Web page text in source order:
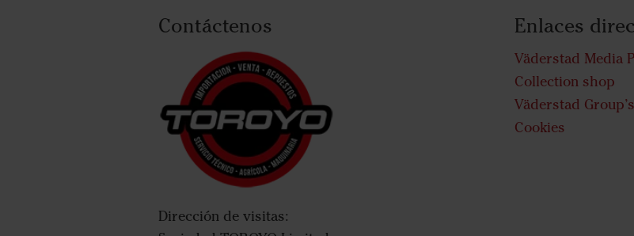
Contáctenos
Dirección de visitas:
Enlaces
Väderstad Media
Collection shop
Väderstad
Cookies